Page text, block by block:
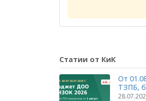
Статии от КиК
От
ТЗПБ,